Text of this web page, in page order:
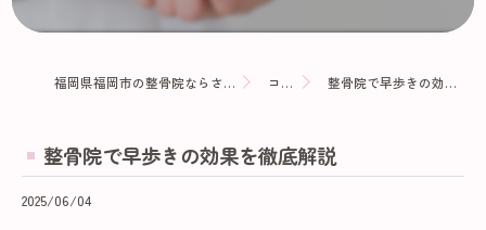
福岡県福岡市の整骨院ならさくらざか整骨院 コラム 整骨院で早歩きの効果を徹底解説
整骨院で早歩きの効果を徹底解説
2025/06/04